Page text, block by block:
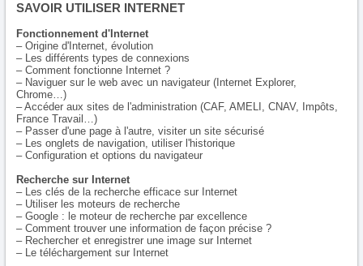
SAVOIR UTILISER INTERNET
Fonctionnement d'Internet
– Origine d'Internet, évolution
– Les différents types de connexions
– Comment fonctionne Internet ?
– Naviguer sur le web avec un navigateur (Internet Explorer,
Chrome…)
– Accéder aux sites de l'administration (CAF, AMELI, CNAV, Impôts,
France Travail…)
– Passer d'une page à l'autre, visiter un site sécurisé
– Les onglets de navigation, utiliser l'historique
– Configuration et options du navigateur
Recherche sur Internet
– Les clés de la recherche efficace sur Internet
– Utiliser les moteurs de recherche
– Google : le moteur de recherche par excellence
– Comment trouver une information de façon précise ?
– Rechercher et enregistrer une image sur Internet
– Le téléchargement sur Internet